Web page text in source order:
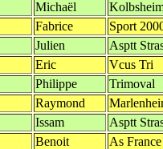
Michaël
Fabrice
Sport
Julien
Asptt
Eric
Vcus Tri
Philippe
Trimoval
Raymond
Issam
Asptt
Benoit
As